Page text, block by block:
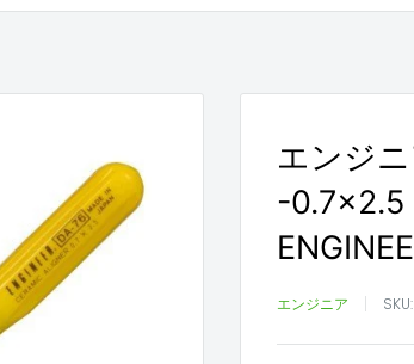
エンジ
-
エンジニア